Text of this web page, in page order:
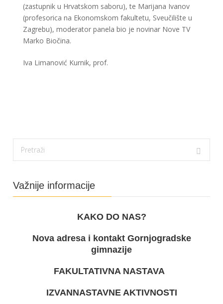
(zastupnik u Hrvatskom saboru), te Marijana Ivanov
(profesorica na Ekonomskom fakultetu, Sveučilište u
Zagrebu), moderator panela bio je novinar Nove TV
Marko Biočina.
Iva Limanović Kurnik, prof.
Važnije informacije
KAKO DO NAS?
Nova adresa i kontakt Gornjogradske
gimnazije
FAKULTATIVNA NASTAVA
IZVANNASTAVNE AKTIVNOSTI